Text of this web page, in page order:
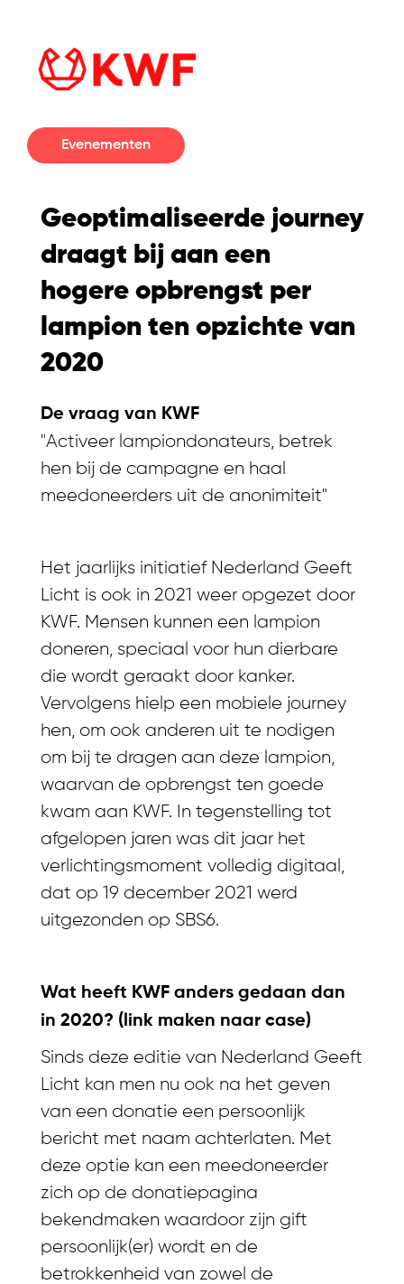
Evenementen
Geoptimaliseerde journey
draagt bij aan een
hogere opbrengst per
lampion ten opzichte van
2020
De vraag van KWF
"Activeer lampiondonateurs, betrek
hen bij de campagne en haal
meedoneerders uit de anonimiteit"
Het jaarlijks initiatief Nederland Geeft
Licht is ook in 2021 weer opgezet door
KWF. Mensen kunnen een lampion
doneren, speciaal voor hun dierbare
die wordt geraakt door kanker.
Vervolgens hielp een mobiele journey
hen, om ook anderen uit te nodigen
om bij te dragen aan deze lampion,
waarvan de opbrengst ten goede
kwam aan KWF. In tegenstelling tot
afgelopen jaren was dit jaar het
verlichtingsmoment volledig digitaal,
dat op 19 december 2021 werd
uitgezonden op SBS6.
Wat heeft KWF anders gedaan dan
in 2020? (link maken naar case)
Sinds deze editie van Nederland Geeft
Licht kan men nu ook na het geven
van een donatie een persoonlijk
bericht met naam achterlaten. Met
deze optie kan een meedoneerder
zich op de donatiepagina
bekendmaken waardoor zijn gift
persoonlijk(er) wordt en de
betrokkenheid van zowel de